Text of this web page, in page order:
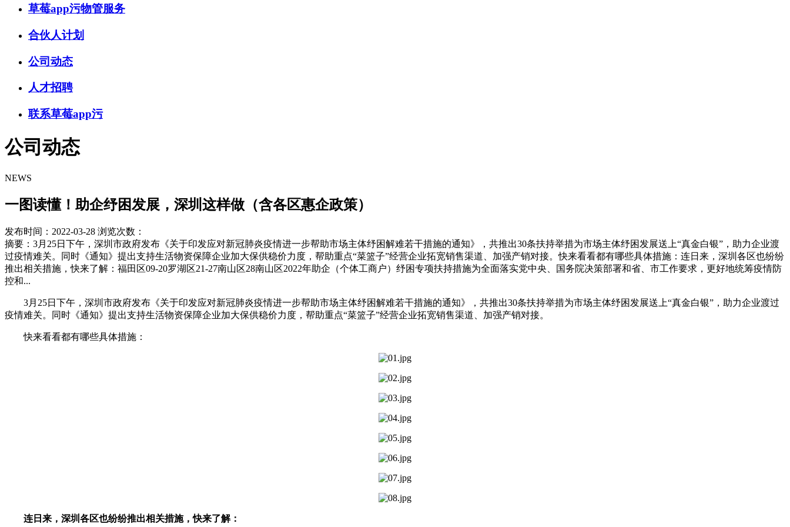
草莓app污物管服务
合伙人计划
公司动态
人才招聘
联系草莓app污
公司动态
NEWS
一图读懂！助企纾困发展，深圳这样做（含各区惠企政策）
发布时间：2022-03-28 浏览次数：
摘要： ​3月25日下午，深圳市政府发布《关于印发应对新冠肺炎疫情进一步帮助市场主体纾困解难若干措施的通知》，共推出30条扶持举措为市场主体纾困发展送上“真金白银”，助力企业渡
过疫情难关。同时《通知》提出支持生活物资保障企业加大保供稳价力度，帮助重点“菜篮子”经营企业拓宽销售渠道、加强产销对接。快来看看都有哪些具体措施：连日来，深圳各区也纷纷
推出相关措施，快来了解：福田区09-20罗湖区21-27南山区28南山区2022年助企（个体工商户）纾困专项扶持措施为全面落实党中央、国务院决策部署和省、市工作要求，更好地统筹疫情防
控和...
3月25日下午，深圳市政府发布《关于印发应对新冠肺炎疫情进一步帮助市场主体纾困解难若干措施的通知》，共推出30条扶持举措为市场主体纾困发展送上“真金白银”，助力企业渡过
疫情难关。同时《通知》提出支持生活物资保障企业加大保供稳价力度，帮助重点“菜篮子”经营企业拓宽销售渠道、加强产销对接。
快来看看都有哪些具体措施：
连日来，深圳各区也纷纷推出相关措施，快来了解：